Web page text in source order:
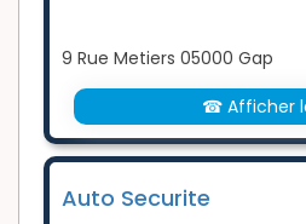
9 Rue Metiers 05000 Gap
☎ Afficher
Auto Securite